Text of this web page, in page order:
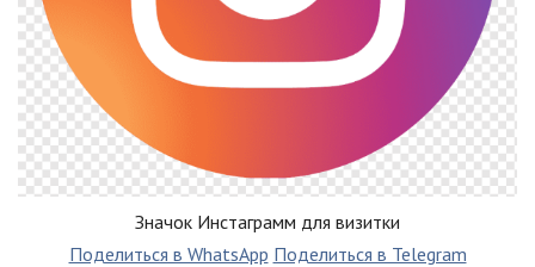
Значок Инстаграмм для визитки
Поделиться в WhatsApp Поделиться в Telegram